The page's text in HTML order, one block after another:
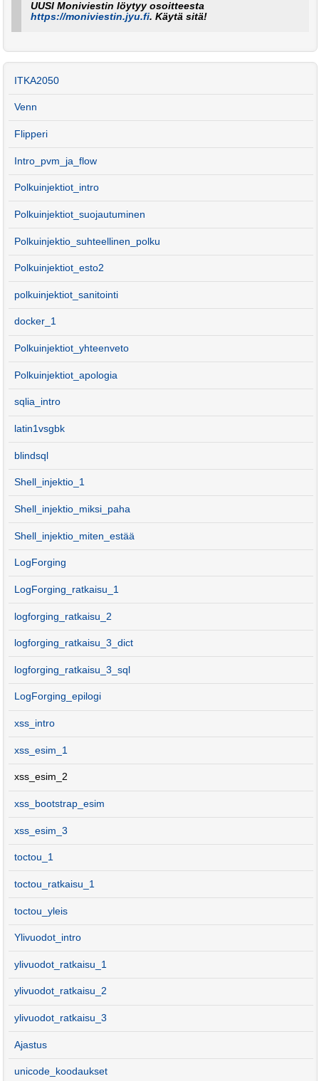
UUSI Moniviestin löytyy osoitteesta
https://moniviestin.jyu.fi. Käytä sitä!
ITKA2050
Venn
Flipperi
Intro_pvm_ja_flow
Polkuinjektiot_intro
Polkuinjektiot_suojautuminen
Polkuinjektio_suhteellinen_polku
Polkuinjektiot_esto2
polkuinjektiot_sanitointi
docker_1
Polkuinjektiot_yhteenveto
Polkuinjektiot_apologia
sqlia_intro
latin1vsgbk
blindsql
Shell_injektio_1
Shell_injektio_miksi_paha
Shell_injektio_miten_estää
LogForging
LogForging_ratkaisu_1
logforging_ratkaisu_2
logforging_ratkaisu_3_dict
logforging_ratkaisu_3_sql
LogForging_epilogi
xss_intro
xss_esim_1
xss_esim_2
xss_bootstrap_esim
xss_esim_3
toctou_1
toctou_ratkaisu_1
toctou_yleis
Ylivuodot_intro
ylivuodot_ratkaisu_1
ylivuodot_ratkaisu_2
ylivuodot_ratkaisu_3
Ajastus
unicode_koodaukset